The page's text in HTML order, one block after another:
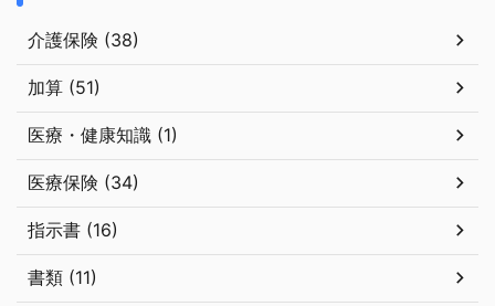
介護保険 (38)
加算 (51)
医療・健康知識 (1)
医療保険 (34)
指示書 (16)
書類 (11)